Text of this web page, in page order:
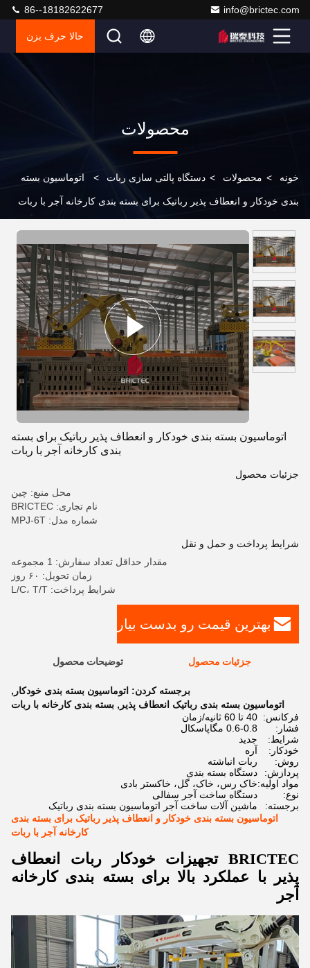
info@brictec.com
86--18182622677
حالا حرف بزن
محصولات
خونه > محصولات > دستگاه پالتی سازی ربات > اتوماسیون بسته
بندی خودکار و انعطاف پذیر رباتیک برای بسته بندی کارخانه آجر با ربات
اتوماسیون بسته بندی خودکار و انعطاف پذیر رباتیک برای بسته
بندی کارخانه آجر با ربات
جزئیات محصول
محل منبع: چین
نام تجاری: BRICTEC
شماره مدل: MPJ-6T
شرایط پرداخت و حمل و نقل
مقدار حداقل تعداد سفارش: 1 مجموعه
زمان تحویل: ۶۰ روز
شرایط پرداخت: L/C، T/T
بهترین قیمت رو بدست بیار
جزئیات محصول توضیحات محصول
برجسته کردن: اتوماسیون بسته بندی خودکار ,
اتوماسیون بسته بندی رباتیک انعطاف پذیر , بسته بندی کارخانه با ربات
فرکانس: 40 تا 60 ثانیه/زمان
فشار:
0.6-0.8 مگاپاسکال
شرایط:
جدید
خودکار:
آره
روش:
ربات انباشته
پردازش:
دستگاه بسته بندی
مواد اولیه:خاک رس، خاک، گل، خاکستر بادی
نوع:
دستگاه ساخت آجر سفالی
برجسته:
ماشین آلات ساخت آجر اتوماسیون بسته بندی رباتیک
اتوماسیون بسته بندی خودکار و انعطاف پذیر رباتیک برای بسته بندی
کارخانه آجر با ربات
BRICTEC تجهیزات خودکار ربات انعطاف
پذیر با عملکرد بالا برای بسته بندی کارخانه
آجر